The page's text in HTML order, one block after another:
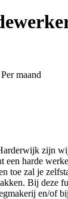
maand
zijn
een harde
toe zal je
Bij deze
en/of